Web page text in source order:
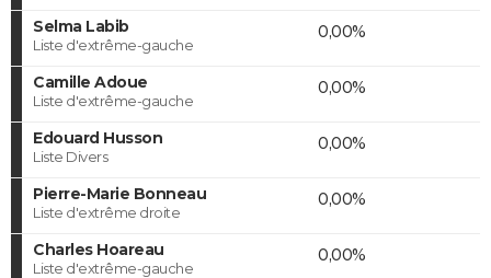
Selma Labib
Liste d'extrême-gauche
0,00%
Camille Adoue
Liste d'extrême-gauche
0,00%
Edouard Husson
Liste Divers
0,00%
Pierre-Marie Bonneau
Liste d'extrême droite
0,00%
Charles Hoareau
Liste d'extrême-gauche
0,00%